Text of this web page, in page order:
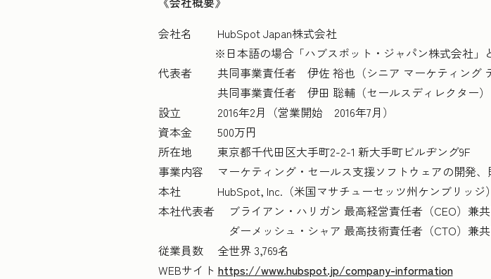
会社名 HubSpot Japan株式会社
※日本語の場合「ハブスポット・ジャパン株式会社」と
代表者 共同事業責任者 伊佐 裕也（シニア マーケティング デ
共同事業責任者 伊田 聡輔（セールスディレクター）
設立 2016年2月（営業開始 2016年7月）
資本金 500万円
所在地 東京都千代田区大手町2-2-1 新大手町ビルヂング9F
事業内容 マーケティング・セールス支援ソフトウェアの開発、
本社 HubSpot, Inc.（米国マサチューセッツ州ケンブリッジ）
本社代表者 ブライアン・ハリガン 最高経営責任者（CEO）兼
ダーメッシュ・シャア 最高技術責任者（CTO）兼共
従業員数 全世界 3,769名
WEBサイト https://www.hubspot.jp/company-information